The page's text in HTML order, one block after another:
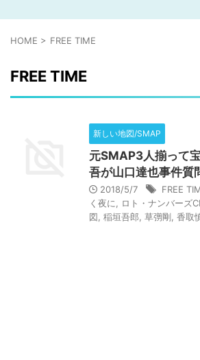
HOME > FREE TIME
FREE TIME
新しい地図/SMAP
元SMAP3人揃って
吾が山口達也事件質
2018/5/7 FREE
く夜に
ロト・ナンバーズ
図 稲垣吾郎 草彅剛 香取